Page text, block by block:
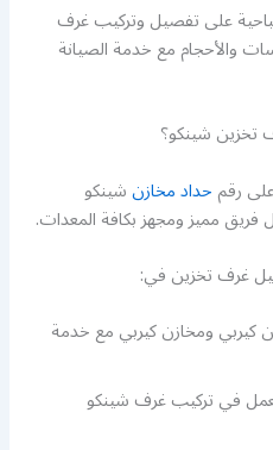
على تفصيل وتركيب غرف
والأحجام مع خدمة الصيانة
تخزين شينكو؟
رقمحداد مخازنشينكو
مميز ومجهز بكافة المعدات.
غرف تخزين في:
ومخازن كيربي مع خدمة
في تركيب غرف شينكو